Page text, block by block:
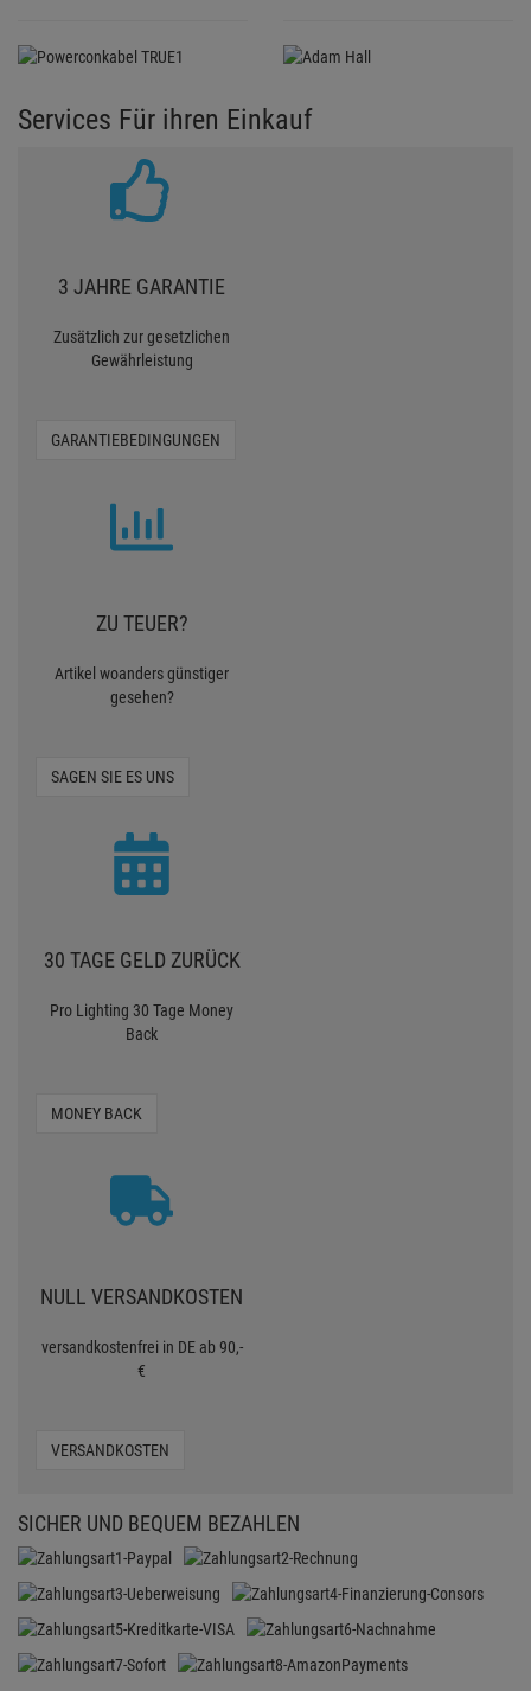
Services Für ihren Einkauf
3 JAHRE GARANTIE
Zusätzlich zur gesetzlichen
Gewährleistung
GARANTIEBEDINGUNGEN
ZU TEUER?
Artikel woanders günstiger
gesehen?
SAGEN SIE ES UNS
30 TAGE GELD ZURÜCK
Pro Lighting 30 Tage Money
Back
MONEY BACK
NULL VERSANDKOSTEN
versandkostenfrei in DE ab 90,-
€
VERSANDKOSTEN
SICHER UND BEQUEM BEZAHLEN